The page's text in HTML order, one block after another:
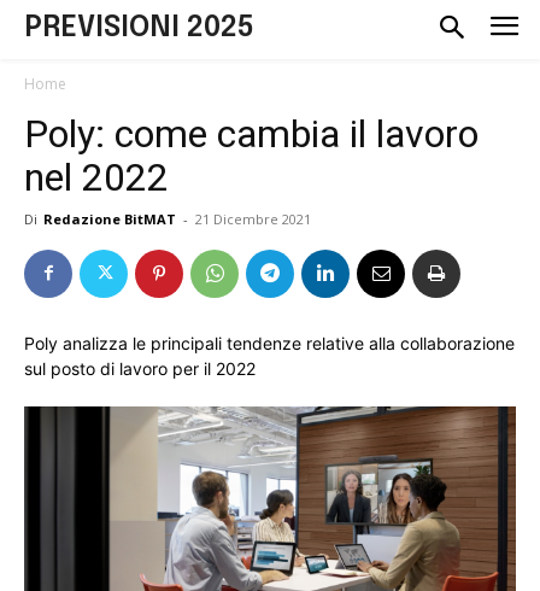
PREVISIONI 2025
Home
Poly: come cambia il lavoro
nel 2022
Di Redazione BitMAT - 21 Dicembre 2021
Poly analizza le principali tendenze relative alla collaborazione
sul posto di lavoro per il 2022